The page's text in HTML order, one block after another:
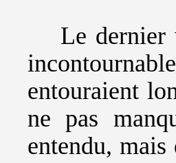
Le dernier
entouraient
ne pas
entendu,